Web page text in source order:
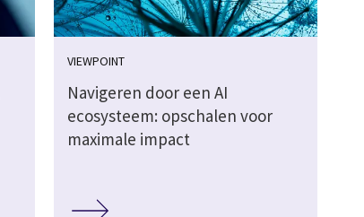
VIEWPOINT
Navigeren door een AI
ecosysteem: opschalen voor
maximale impact